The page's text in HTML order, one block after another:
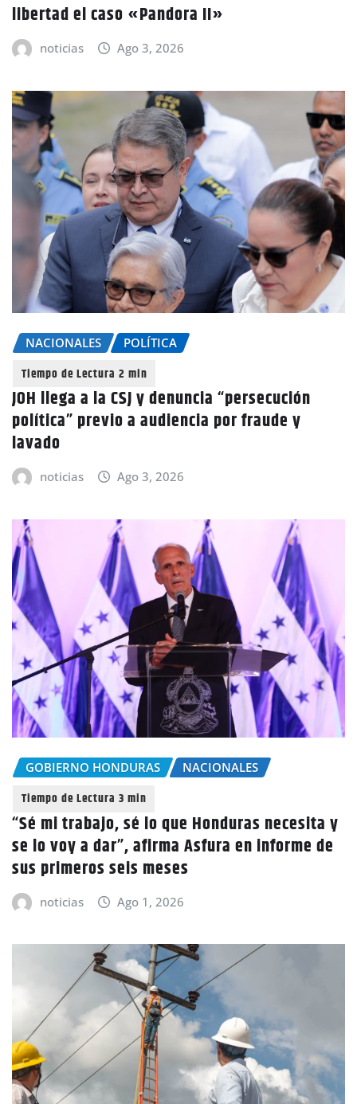
libertad el caso «Pandora II»
noticias Ago 3, 2026
NACIONALES POLÍTICA
JOH llega a la CSJ y denuncia “persecución
política” previo a audiencia por fraude y
lavado
noticias Ago 3, 2026
GOBIERNO HONDURAS NACIONALES
“Sé mi trabajo, sé lo que Honduras necesita y
se lo voy a dar”, afirma Asfura en informe de
sus primeros seis meses
noticias Ago 1, 2026